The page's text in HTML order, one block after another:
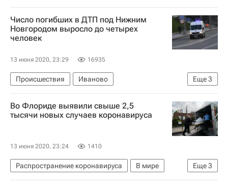
Женская теннисная ассоциация (WTA)
Ассоциация теннисистов-профессионалов (ATP)
Доминик Тим
Спорт в условиях пандемии коронавируса
Число погибших в ДТП под Нижним
Новгородом выросло до четырех
человек
13 июня 2020, 23:29 16935
Еще3
Происшествия
Иваново
Балахнинский район
Нижний Новгород
ГИБДД МВД РФ
Во Флориде выявили свыше 2,5
тысячи новых случаев коронавируса
13 июня 2020, 23:24 1410
Еще3
Распространение коронавируса
В мире
США
Флорида Коронавирус COVID-19